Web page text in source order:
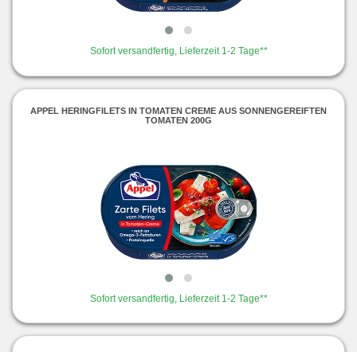
Sofort versandfertig, Lieferzeit 1-2 Tage**
APPEL HERINGFILETS IN TOMATEN CREME AUS SONNENGEREIFTEN
TOMATEN 200G
Sofort versandfertig, Lieferzeit 1-2 Tage**